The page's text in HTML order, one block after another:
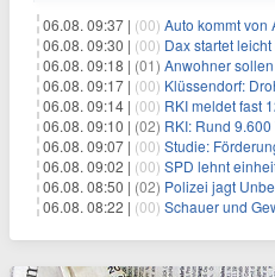
06.08. 09:37 | (00) Auto kommt von
06.08. 09:30 | (00) Dax startet
06.08. 09:18 | (01) Anwohner sollen
06.08. 09:17 | (00) Klüssendorf:
06.08. 09:14 | (00) RKI meldet fast
06.08. 09:10 | (02) RKI: Rund 9.600
06.08. 09:07 | (00) Studie: Förderung
06.08. 09:02 | (00) SPD lehnt
06.08. 08:50 | (02) Polizei jagt
06.08. 08:22 | (00) Schauer und